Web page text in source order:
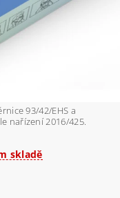
93/42/EHS a
nařízení 2016/425.
skladě